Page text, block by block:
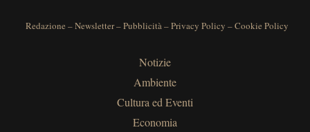
Redazione –Newsletter–Pubblicità–Privacy Policy –Cookie Policy
Notizie
Ambiente
Cultura ed Eventi
Economia